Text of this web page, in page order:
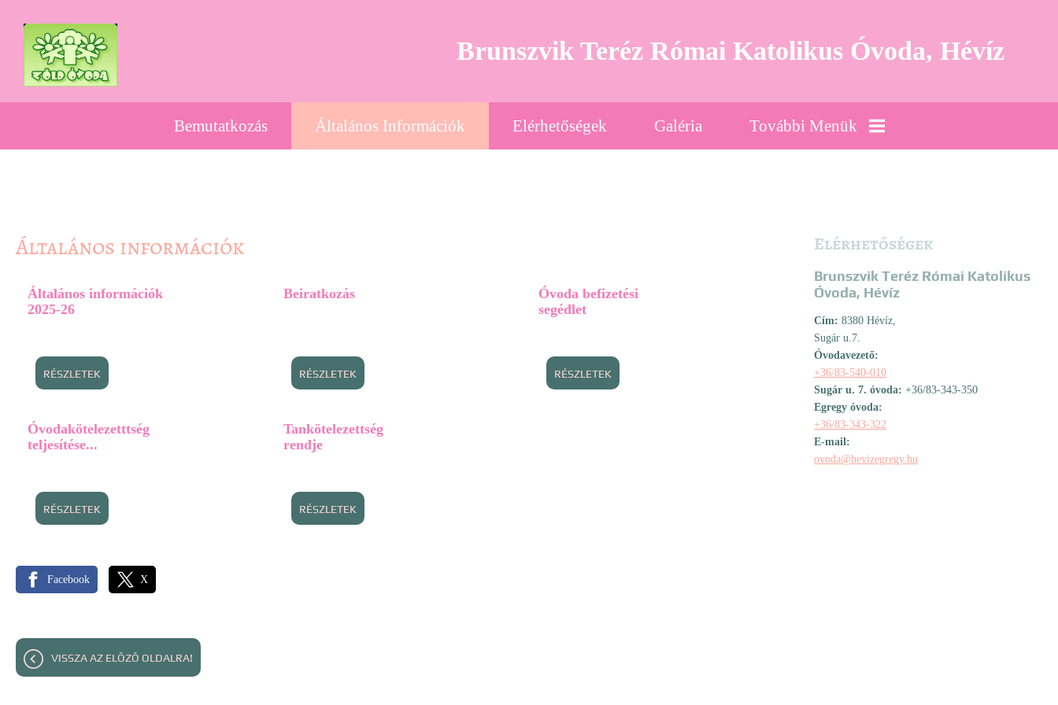
Brunszvik Teréz Római Katolikus Óvoda, Hévíz
Bemutatkozás Általános Információk Elérhetőségek Galéria További Menük
Innovációink
Eredményeink
Bázisintézmény
Dokumentumok
Csoportjaink
Elérhetőségek
Brunszvik Teréz Római Katolikus
Óvoda, Hévíz
Cím: 8380 Hévíz,
Sugár u.7.
Óvodavezető:
+36/83-540-010
Sugár u. 7. óvoda: +36/83-343-350
Egregy óvoda:
+36/83-343-322
E-mail:
ovoda@hevizegregy.hu
Általános információk
Általános információk
2025-26
RÉSZLETEK
Beiratkozás
RÉSZLETEK
Óvoda befizetési
segédlet
RÉSZLETEK
Óvodakötelezetttség
teljesítése...
RÉSZLETEK
Tankötelezettség
rendje
RÉSZLETEK
Facebook X
VISSZA AZ ELŐZŐ OLDALRA!